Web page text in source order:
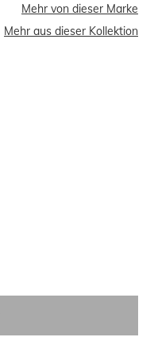
Mehr von dieser Marke
Mehr aus dieser Kollektion